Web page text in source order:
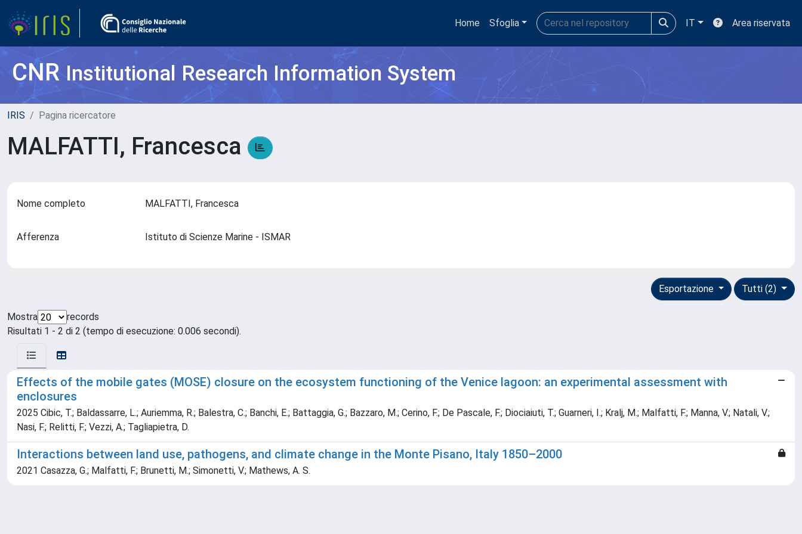
Home Sfoglia IT Area riservata
CNRInstitutional Research Information System
IRIS Pagina ricercatore
MALFATTI, Francesca
Nome completo MALFATTI, Francesca
Afferenza Istituto di Scienze Marine - ISMAR
Tutti (2)
Esportazione
Mostra
records
Risultati 1 - 2 di 2 (tempo di esecuzione: 0.006 secondi).
Effects of the mobile gates (MOSE) closure on the ecosystem functioning of the Venice lagoon: an experimental assessment with
enclosures
2025 Cibic, T.; Baldassarre, L.; Auriemma, R.; Balestra, C.; Banchi, E.; Battaggia, G.; Bazzaro, M.; Cerino, F.; De Pascale, F.; Diociaiuti, T.; Guarneri, I.; Kralj, M.; Malfatti, F.; Manna, V.; Natali, V.;
Nasi, F.; Relitti, F.; Vezzi, A.; Tagliapietra, D.
Interactions between land use, pathogens, and climate change in the Monte Pisano, Italy 1850–2000
2021 Casazza, G.; Malfatti, F.; Brunetti, M.; Simonetti, V.; Mathews, A. S.